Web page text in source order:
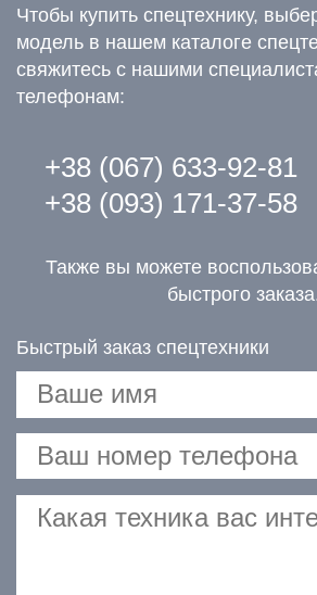
Чтобы купить спецтехнику,
модель в нашем каталоге
свяжитесь с нашими
телефонам:
+38 (067) 633-92-81
+38 (093) 171-37-58
Также вы можете
быстрого
Быстрый заказ спецтехники